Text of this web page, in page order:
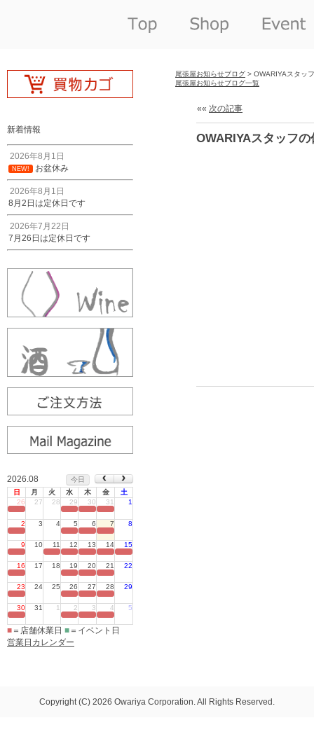
新着情報
2026年8月1日
NEW! お盆休み
2026年8月1日
8月2日は定休日です
2026年7月22日
7月26日は定休日です
2026.08
今日
日
月 火 水 木 金
土
26
27 28 29 30 31 1
2 3 4 5 6 7 8
9 10 11 12 13 14 15
16 17 18 19 20 21 22
23 24 25 26 27 28 29
30 31 1 2 3 4 5
■ ＝店舗休業日 ■ ＝イベント日
営業日カレンダー
尾張屋お知らせブログ > OWARIYAスタッ
尾張屋お知らせブログ一覧
«« 次の記事
OWARIYAスタッフの
Copyright (C) 2026 Owariya Corporation. All Rights Reserved.